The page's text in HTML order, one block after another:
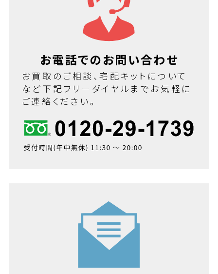
お電話でのお問い合わせ
お買取のご相談、宅配キットについて
など下記フリーダイヤルまでお気軽に
ご連絡ください。